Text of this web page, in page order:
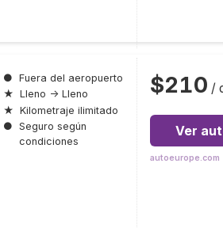
● Fuera del aeropuerto
★ Lleno → Lleno
★ Kilometraje ilimitado
● Seguro según
condiciones
$210 /
Ver
autoeurope.com